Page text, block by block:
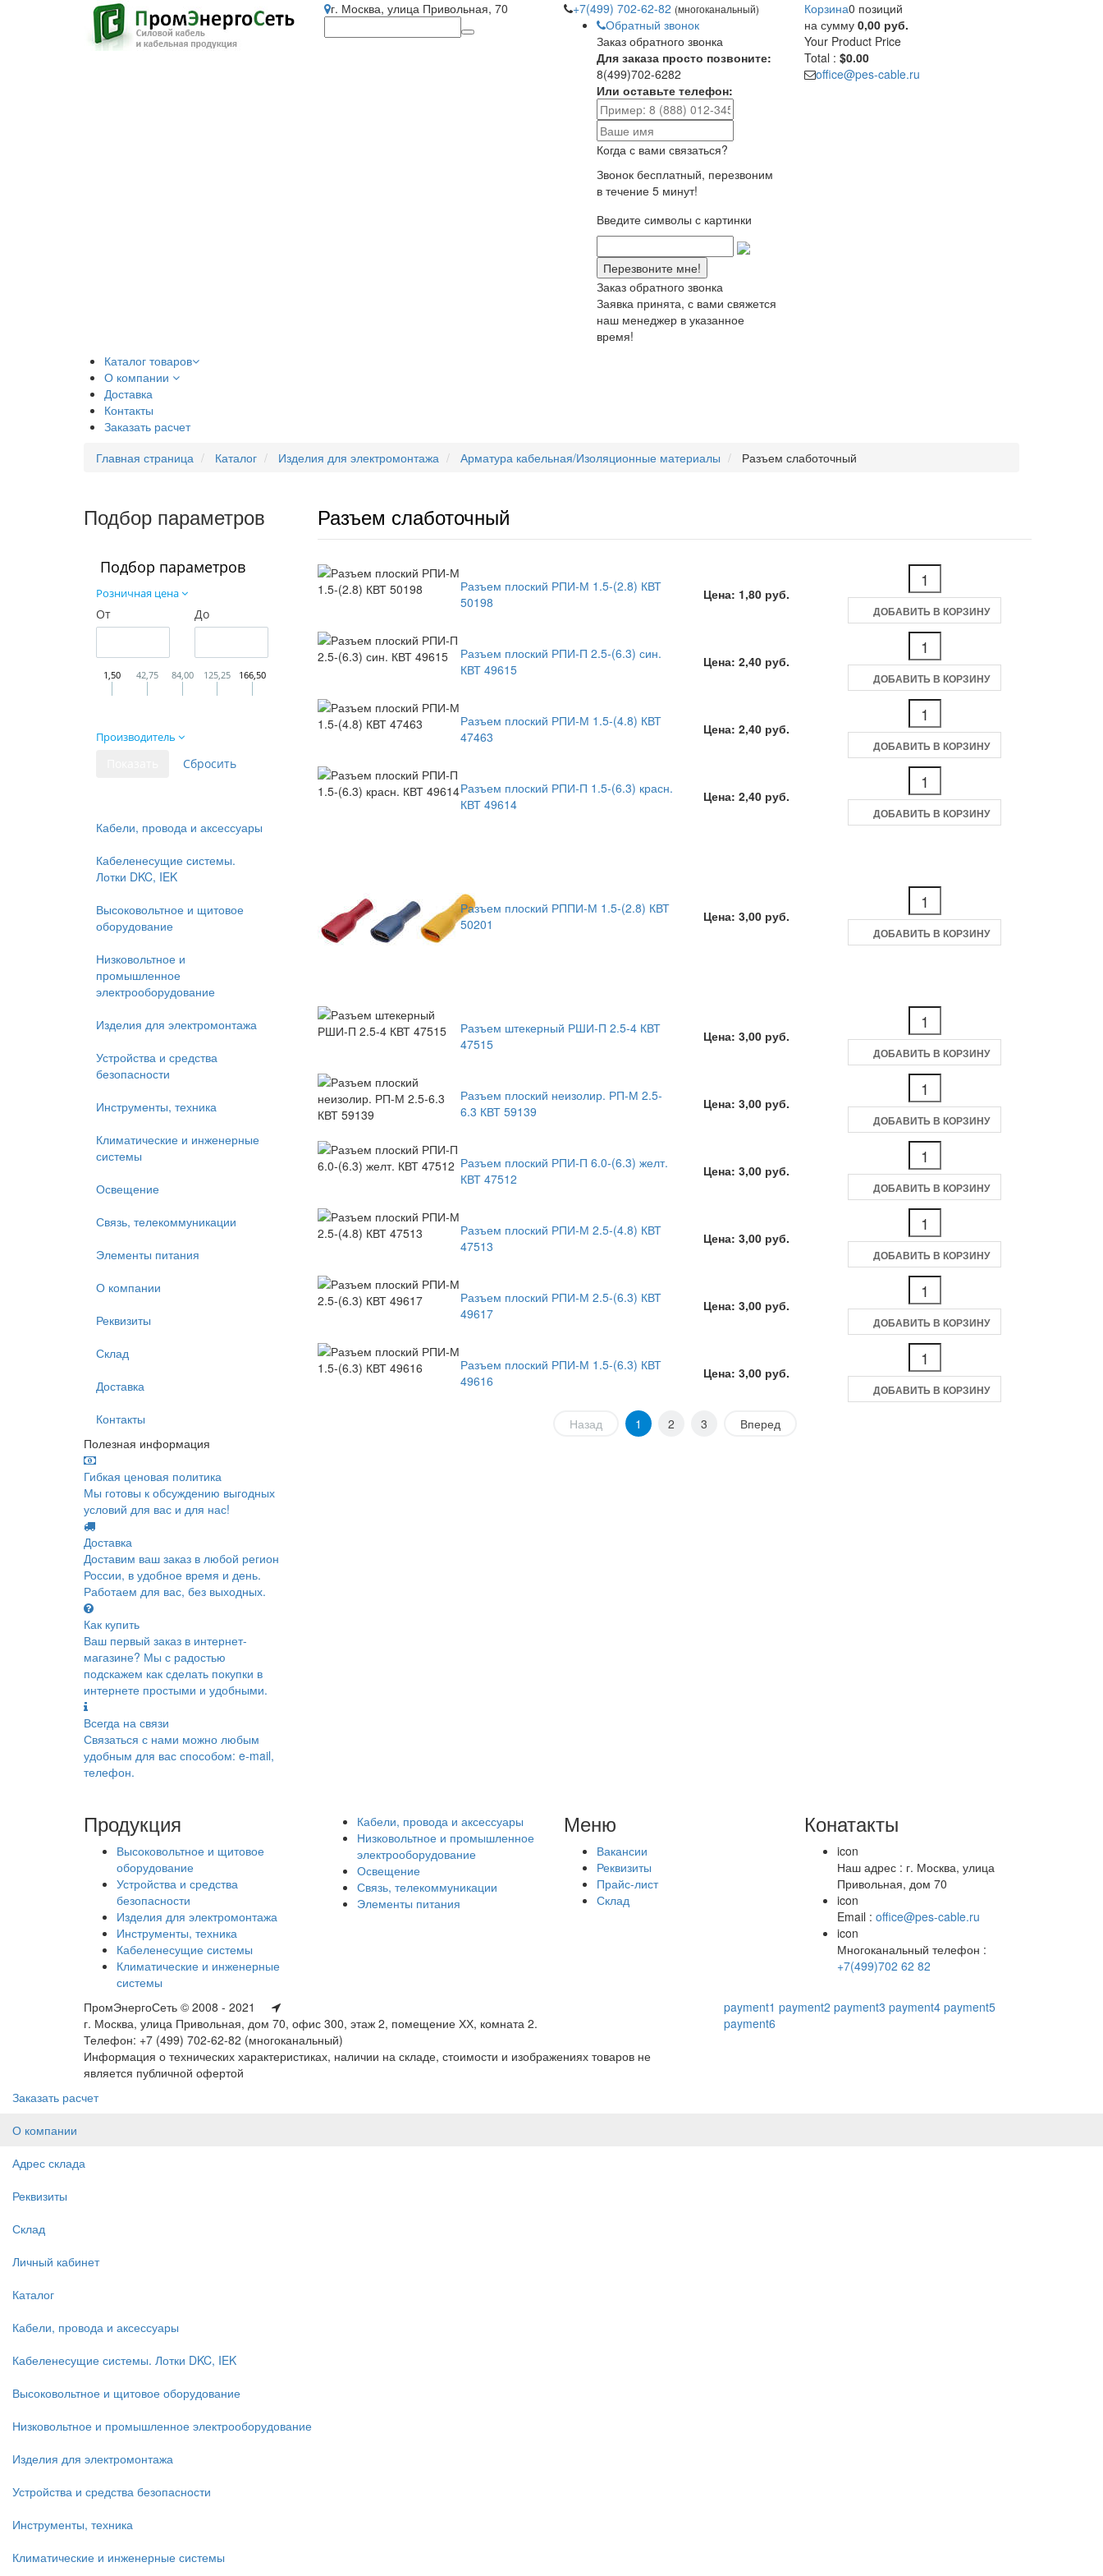
г. Москва, улица Привольная, 70 +7(499) 702-62-82 (многоканальный)
Обратный звонок
Заказ обратного звонка
Для заказа просто позвоните:
8(499)702-6282
Или оставьте телефон:
Когда с вами связаться?
Звонок бесплатный, перезвоним
в течение 5 минут!
Введите символы с картинки
Заказ обратного звонка
Заявка принята, с вами свяжется
наш менеджер в указанное
время!
Корзина0 позиций
на сумму 0,00 руб.
Your Product Price
Total : $0.00
office@pes-cable.ru
Каталог товаров
О компании
Доставка
Контакты
Заказать расчет
Главная страница
Каталог Изделия для электромонтажа Арматура кабельная/Изоляционные материалы Разъем слаботочный
Подбор параметров
Подбор параметров
Розничная цена
От До
1,50 42,75 84,00 125,25 166,50
Производитель
Кабели, провода и аксессуары
Кабеленесущие системы.
Лотки DKC, IEK
Высоковольтное и щитовое
оборудование
Низковольтное и
промышленное
электрооборудование
Изделия для электромонтажа
Устройства и средства
безопасности
Инструменты, техника
Климатические и инженерные
системы
Освещение
Связь, телекоммуникации
Элементы питания
О компании
Реквизиты
Склад
Доставка
Контакты
Полезная информация
Гибкая ценовая политика
Мы готовы к обсуждению выгодных
условий для вас и для нас!
Доставка
Доставим ваш заказ в любой регион
России, в удобное время и день.
Работаем для вас, без выходных.
Как купить
Ваш первый заказ в интернет-
магазине? Мы с радостью
подскажем как сделать покупки в
интернете простыми и удобными.
Всегда на связи
Связаться с нами можно любым
удобным для вас способом: e-mail,
телефон.
Разъем слаботочный
Разъем плоский РПИ-М 1.5-(2.8) КВТ
50198
Цена: 1,80 руб.
ДОБАВИТЬ В КОРЗИНУ
Разъем плоский РПИ-П 2.5-(6.3) син.
КВТ 49615
Цена: 2,40 руб.
ДОБАВИТЬ В КОРЗИНУ
Разъем плоский РПИ-М 1.5-(4.8) КВТ
47463
Цена: 2,40 руб.
ДОБАВИТЬ В КОРЗИНУ
Разъем плоский РПИ-П 1.5-(6.3) красн.
КВТ 49614
Цена: 2,40 руб.
ДОБАВИТЬ В КОРЗИНУ
Разъем плоский РППИ-М 1.5-(2.8) КВТ
50201
Цена: 3,00 руб.
ДОБАВИТЬ В КОРЗИНУ
Разъем штекерный РШИ-П 2.5-4 КВТ
47515
Цена: 3,00 руб.
ДОБАВИТЬ В КОРЗИНУ
Разъем плоский неизолир. РП-М 2.5-
6.3 КВТ 59139
Цена: 3,00 руб.
ДОБАВИТЬ В КОРЗИНУ
Разъем плоский РПИ-П 6.0-(6.3) желт.
КВТ 47512
Цена: 3,00 руб.
ДОБАВИТЬ В КОРЗИНУ
Разъем плоский РПИ-М 2.5-(4.8) КВТ
47513
Цена: 3,00 руб.
ДОБАВИТЬ В КОРЗИНУ
Разъем плоский РПИ-М 2.5-(6.3) КВТ
49617
Цена: 3,00 руб.
ДОБАВИТЬ В КОРЗИНУ
Разъем плоский РПИ-М 1.5-(6.3) КВТ
49616
Цена: 3,00 руб.
ДОБАВИТЬ В КОРЗИНУ
Назад 1 2 3 Вперед
Продукция
Высоковольтное и щитовое
оборудование
Устройства и средства
безопасности
Изделия для электромонтажа
Инструменты, техника
Кабеленесущие системы
Климатические и инженерные
системы
Кабели, провода и аксессуары
Низковольтное и промышленное
электрооборудование
Освещение
Связь, телекоммуникации
Элементы питания
Меню
Вакансии
Реквизиты
Прайс-лист
Склад
Конатакты
icon
Наш адрес : г. Москва, улица
Привольная, дом 70
icon
Email : office@pes-cable.ru
icon
Многоканальный телефон :
+7(499)702 62 82
ПромЭнергоСеть © 2008 - 2021
г. Москва, улица Привольная, дом 70, офис 300, этаж 2, помещение ХХ, комната 2.
Телефон: +7 (499) 702-62-82 (многоканальный)
Информация о технических характеристиках, наличии на складе, стоимости и изображениях товаров не
является публичной офертой
payment1 payment2 payment3 payment4 payment5
payment6
Заказать расчет
О компании
Адрес склада
Реквизиты
Склад
Личный кабинет
Каталог
Кабели, провода и аксессуары
Кабеленесущие системы. Лотки DKC, IEK
Высоковольтное и щитовое оборудование
Низковольтное и промышленное электрооборудование
Изделия для электромонтажа
Устройства и средства безопасности
Инструменты, техника
Климатические и инженерные системы